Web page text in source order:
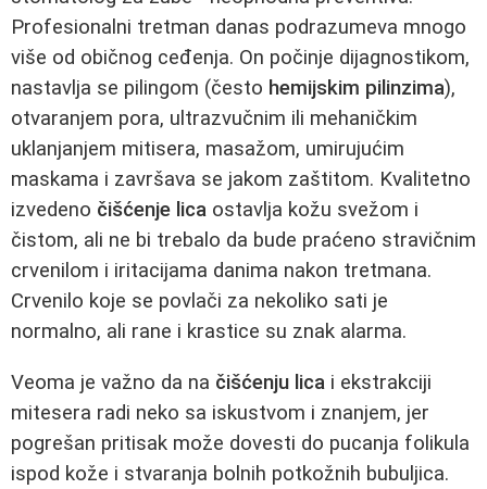
Profesionalni tretman danas podrazumeva mnogo
više od običnog ceđenja. On počinje dijagnostikom,
nastavlja se pilingom (često hemijskim pilinzima),
otvaranjem pora, ultrazvučnim ili mehaničkim
uklanjanjem mitisera, masažom, umirujućim
maskama i završava se jakom zaštitom. Kvalitetno
izvedeno čišćenje lica ostavlja kožu svežom i
čistom, ali ne bi trebalo da bude praćeno stravičnim
crvenilom i iritacijama danima nakon tretmana.
Crvenilo koje se povlači za nekoliko sati je
normalno, ali rane i krastice su znak alarma.
Veoma je važno da na čišćenju lica i ekstrakciji
mitesera radi neko sa iskustvom i znanjem, jer
pogrešan pritisak može dovesti do pucanja folikula
ispod kože i stvaranja bolnih potkožnih bubuljica.